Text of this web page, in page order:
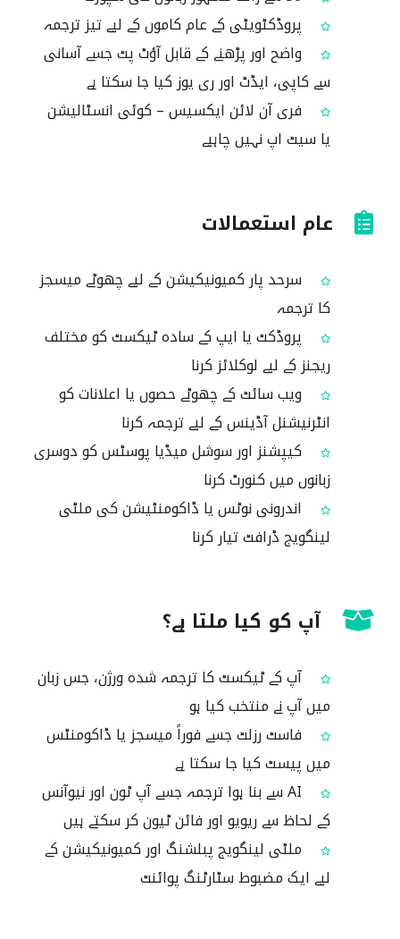
پروڈکٹویٹی کے عام کاموں کے لیے تیز ترجمہ
واضح اور پڑھنے کے قابل آؤٹ پٹ جسے آسانی
سے کاپی، ایڈٹ اور ری یوز کیا جا سکتا ہے
فری آن لائن ایکسیس – کوئی انسٹالیشن
یا سیٹ اپ نہیں چاہیے
عام استعمالات
سرحد پار کمیونیکیشن کے لیے چھوٹے میسجز
کا ترجمہ
پروڈکٹ یا ایپ کے سادہ ٹیکسٹ کو مختلف
ریجنز کے لیے لوکلائز کرنا
ویب سائٹ کے چھوٹے حصوں یا اعلانات کو
انٹرنیشنل آڈینس کے لیے ترجمہ کرنا
کیپشنز اور سوشل میڈیا پوسٹس کو دوسری
زبانوں میں کنورٹ کرنا
اندرونی نوٹس یا ڈاکومنٹیشن کی ملٹی
لینگویج ڈرافٹ تیار کرنا
آپ کو کیا ملتا ہے؟
آپ کے ٹیکسٹ کا ترجمہ شدہ ورژن، جس زبان
میں آپ نے منتخب کیا ہو
فاسٹ رزلٹ جسے فوراً میسجز یا ڈاکومنٹس
میں پیسٹ کیا جا سکتا ہے
AI سے بنا ہوا ترجمہ جسے آپ ٹون اور نیوآنس
کے لحاظ سے ریویو اور فائن ٹیون کر سکتے ہیں
ملٹی لینگویج پبلشنگ اور کمیونیکیشن کے
لیے ایک مضبوط سٹارٹنگ پوائنٹ